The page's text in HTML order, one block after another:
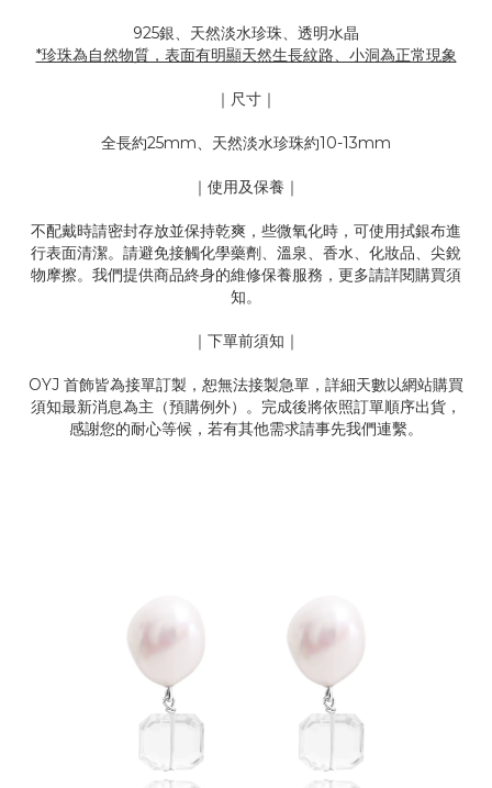
925銀、天然淡水珍珠、透明水晶
*珍珠為自然物質，表面有明顯天然生長紋路、小洞為正常現象
｜尺寸｜
全長約25mm、 天然淡水珍珠約10-13mm
｜使用及保養｜
不配戴時請密封存放並保持乾爽，些微氧化時，可使用拭銀布進
行表面清潔。請避免接觸化學藥劑、溫泉、香水、化妝品、尖銳
物摩擦。我們提供商品終身的維修保養服務，更多請詳閱購買須
知。
｜下單前須知｜
OYJ 首飾皆為接單訂製，恕無法接製急單，詳細天數以網站購買
須知最新消息為主（預購例外）。完成後將依照訂單順序出貨，
感謝您的耐心等候，若有其他需求請事先我們連繫。